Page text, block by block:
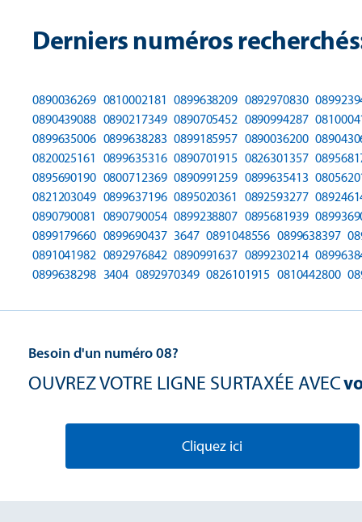
Derniers numéros
0890036269 0810002181 0899638209 0892970830
0890439088 0890217349 0890705452 0890994287
0899635006 0899638283 0899185957 0890036200
0820025161 0899635316 0890701915 0826301357
0895690190 0800712369 0890991259 0899635413
0821203049 0899637196 0895020361 0892593277
0890790081 0890790054 0899238807 0895681939
0899179660 0899690437 3647 0891048556 0899638397
0891041982 0892976842 0890991637 0899230214
0899638298 3404 0892970349 0826101915 0810442800
Besoin d'un numéro 08?
OUVREZ VOTRE LIGNE SURTAXÉE AVEC
Cliquez ici